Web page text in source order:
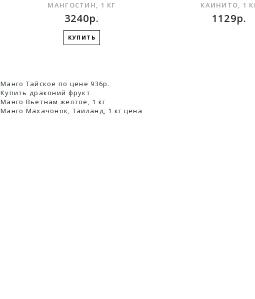
МАНГОСТИН, 1 КГ
3240р.
КУПИТЬ
В ЗАКЛАДКИ
КАИНИТО, 1
1129р.
Манго Тайское по цене 936р.
Купить драконий фрукт
Манго Вьетнам желтое, 1 кг
Манго Махачонок, Таиланд, 1 кг ценa